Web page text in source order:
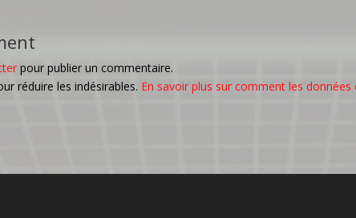
pour publier un commentaire.
réduire les indésirables. En savoir plus sur comment les